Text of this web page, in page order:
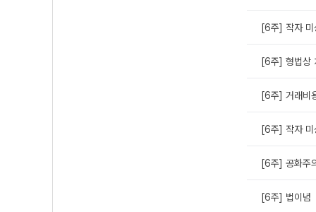
[6주] 작자
[6주] 형법상
[6주] 거래비
[6주] 작자
[6주] 공화주
[6주] 법이념